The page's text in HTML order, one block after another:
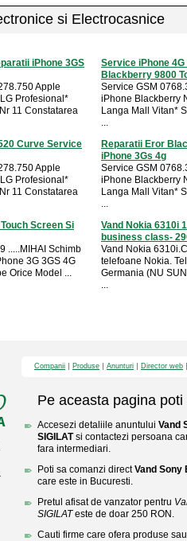
si Electrocasnice
iPhone 3GS
Apple
Profesional*
11 Constatarea
Service iPhone
Blackberry 9800
Service GSM
iPhone Blackberry
Langa Mall Vitan*
...
Curve Service
Apple
Profesional*
11 Constatarea
Reparatii Eror
iPhone 3Gs 4g
Service GSM
iPhone Blackberry
Langa Mall Vitan*
...
Screen Si
.....MIHAI Schimb
3G 3GS 4G
Orice Model ...
Vand Nokia 6310i
business class-
Vand Nokia
telefoane Nokia.
Germania (NU
...
Companii Produse Anunturi Director web
Pe aceasta pagina poti
Accesezi detaliile anuntului Vand
SIGILATsi contactezi persoana
fara intermediari.
Poti sa comanzi directVand Sony
care este in Bucuresti.
Pretul afisat de vanzator pentru
SIGILATeste de doar 250 RON.
Cauti firme care ofera produse